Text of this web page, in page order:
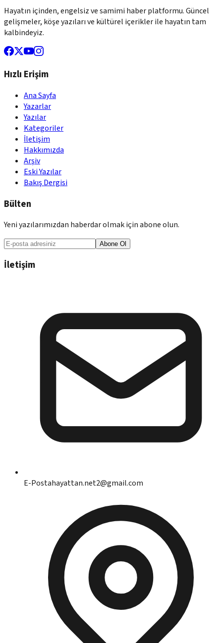
Hayatın içinden, engelsiz ve samimi haber platformu. Güncel
gelişmeler, köşe yazıları ve kültürel içerikler ile hayatın tam
kalbindeyiz.
Hızlı Erişim
Ana Sayfa
Yazarlar
Yazılar
Kategoriler
İletişim
Hakkımızda
Arşiv
Eski Yazılar
Bakış Dergisi
Bülten
Yeni yazılarımızdan haberdar olmak için abone olun.
Abone Ol
İletişim
E-Postahayattan.net2@gmail.com